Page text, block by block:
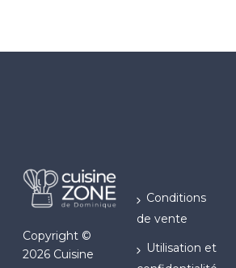
Copyright ©
2026 Cuisine
Conditions
de vente
Utilisation et